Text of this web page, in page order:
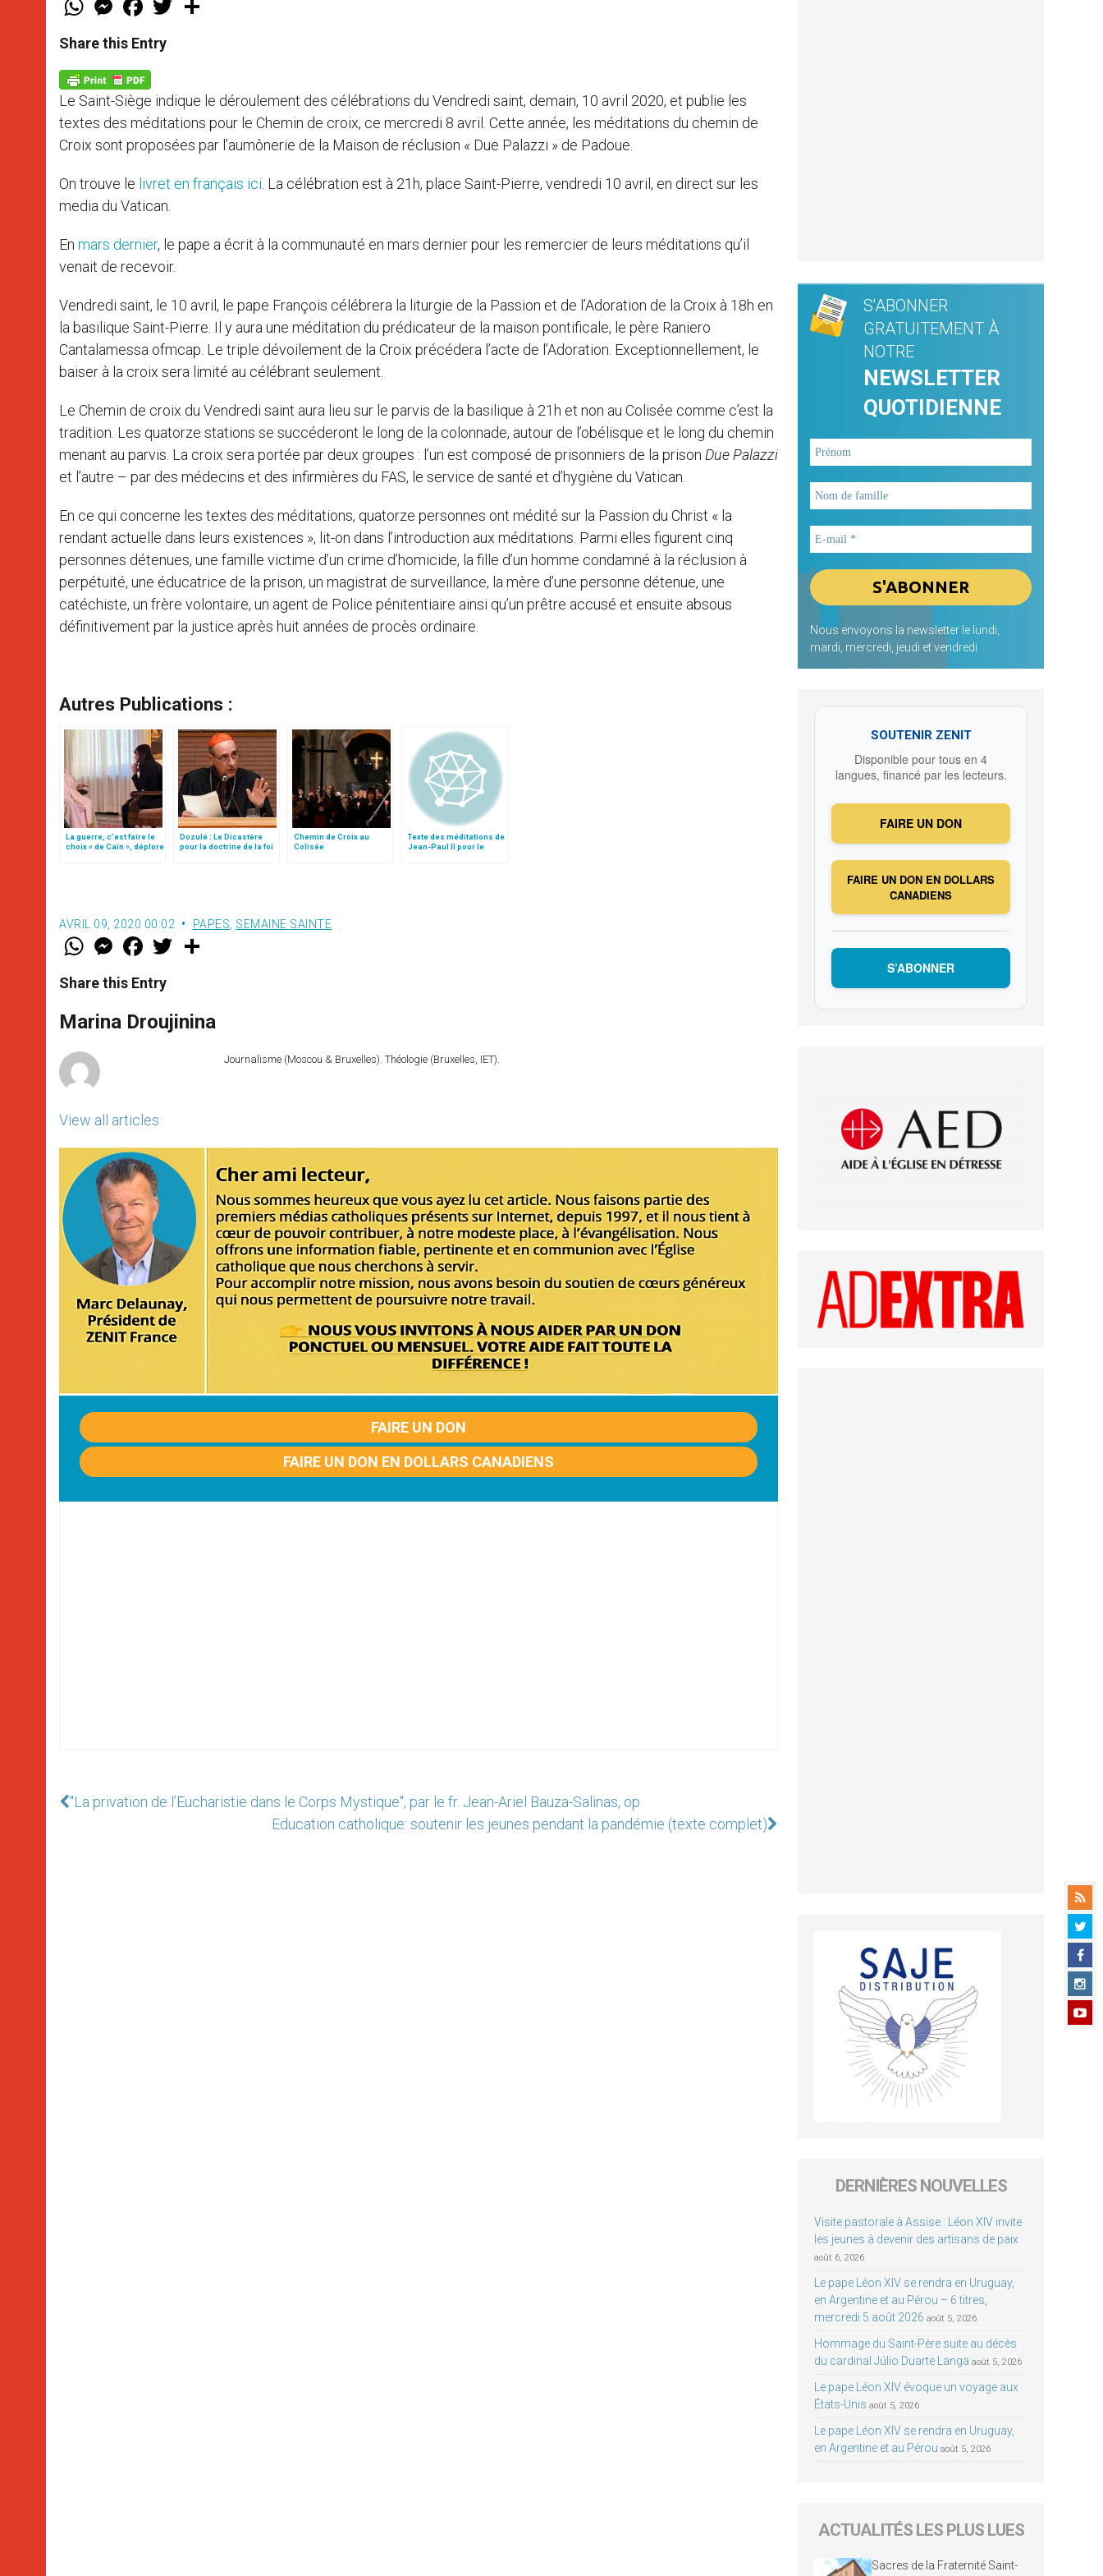
t
s
p
p
e
s
e
g
e
r
a
e
b
k
w
Share this Entry
Le Saint-Siège indique le déroulement des célébrations du Vendredi saint, demain, 10 avril 2020, et publie les
textes des méditations pour le Chemin de croix, ce mercredi 8 avril. Cette année, les méditations du chemin de
Croix sont proposées par l’aumônerie de la Maison de réclusion « Due Palazzi » de Padoue.
On trouve le livret en français ici . La célébration est à 21h, place Saint-Pierre, vendredi 10 avril, en direct sur les
media du Vatican.
En mars dernier, le pape a écrit à la communauté en mars dernier pour les remercier de leurs méditations qu’il
venait de recevoir.
Vendredi saint, le 10 avril, le pape François célébrera la liturgie de la Passion et de l’Adoration de la Croix à 18h en
la basilique Saint-Pierre. Il y aura une méditation du prédicateur de la maison pontificale, le père Raniero
Cantalamessa ofmcap. Le triple dévoilement de la Croix précédera l’acte de l’Adoration. Exceptionnellement, le
baiser à la croix sera limité au célébrant seulement.
Le Chemin de croix du Vendredi saint aura lieu sur le parvis de la basilique à 21h et non au Colisée comme c’est la
tradition. Les quatorze stations se succéderont le long de la colonnade, autour de l’obélisque et le long du chemin
menant au parvis. La croix sera portée par deux groupes : l’un est composé de prisonniers de la prison Due Palazzi
et l’autre – par des médecins et des infirmières du FAS, le service de santé et d’hygiène du Vatican.
En ce qui concerne les textes des méditations, quatorze personnes ont médité sur la Passion du Christ « la
rendant actuelle dans leurs existences », lit-on dans l’introduction aux méditations. Parmi elles figurent cinq
personnes détenues, une famille victime d’un crime d’homicide, la fille d’un homme condamné à la réclusion à
perpétuité, une éducatrice de la prison, un magistrat de surveillance, la mère d’une personne détenue, une
catéchiste, un frère volontaire, un agent de Police pénitentiaire ainsi qu’un prêtre accusé et ensuite absous
définitivement par la justice après huit années de procès ordinaire.
Autres Publications :
La guerre, c’est faire le
choix « de Caïn », déplore
Dozulé : Le Dicastère
pour la doctrine de la foi
Chemin de Croix au
Colisée
Texte des méditations de
Jean-Paul II pour le
AVRIL 09, 2020 00:02 PAPES SEMAINE SAINTE
W
t
s
p
p
M
e
s
e
g
e
F
a
e
b
o
k
w
r
Share this Entry
Marina Droujinina
View all articles
Journalisme (Moscou & Bruxelles). Théologie (Bruxelles, IET).
FAIRE UN DON
FAIRE UN DON EN DOLLARS CANADIENS
"La privation de l’Eucharistie dans le Corps Mystique", par le fr. Jean-Ariel Bauza-Salinas, op
Education catholique: soutenir les jeunes pendant la pandémie (texte complet)
S'ABONNER
GRATUITEMENT À
NOTRE
NEWSLETTER
QUOTIDIENNE
Nous envoyons la newsletter le lundi,
mardi, mercredi, jeudi et vendredi
SOUTENIR ZENIT
Disponible pour tous en 4
langues, financé par les lecteurs.
FAIRE UN DON
FAIRE UN DON EN DOLLARS
CANADIENS
S’ABONNER
DERNIÈRES NOUVELLES
Visite pastorale à Assise : Léon XIV invite
les jeunes à devenir des artisans de paix
août 6, 2026
Le pape Léon XIV se rendra en Uruguay,
en Argentine et au Pérou – 6 titres,
mercredi 5 août 2026 août 5, 2026
Hommage du Saint-Père suite au décès
du cardinal Júlio Duarte Langa août 5, 2026
Le pape Léon XIV évoque un voyage aux
États-Unis août 5, 2026
Le pape Léon XIV se rendra en Uruguay,
en Argentine et au Pérou août 5, 2026
ACTUALITÉS LES PLUS LUES
Sacres de la Fraternité Saint-